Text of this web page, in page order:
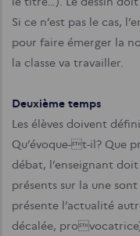
Si ce n’est pas le cas,
pour faire émerger la
la classe va travailler.
Deuxième temps
Les élèves doivent
Qu’évoque-t-il? Que
débat, l’enseignant
présents sur la une
présente l’actualité
décalée,